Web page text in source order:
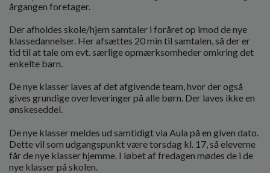
årgangen foretager.
Der afholdes skole/hjem samtaler i foråret op imod de nye
klassedannelser. Her afsættes 20 min til samtalen, så der er
tid til at tale om evt. særlige opmærksomheder omkring det
enkelte barn.
De nye klasser laves af det afgivende team, hvor der også
gives grundige overleveringer på alle børn. Der laves ikke en
ønskeseddel.
De nye klasser meldes ud samtidigt via Aula på en given dato.
Dette vil som udgangspunkt være torsdag kl. 17, så eleverne
får de nye klasser hjemme. I løbet af fredagen mødes de i de
nye klasser på skolen.